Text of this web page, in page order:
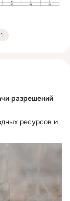
1
разрешений
ресурсов и
выдачи
в
сезон
5.
и (или)
охотничьи